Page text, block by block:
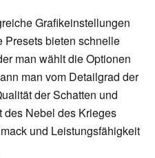
Grafikeinstellungen
Presets bieten schnelle
man wählt die Optionen
man vom Detailgrad der
der Schatten und
des Nebel des Krieges
und Leistungsfähigkeit